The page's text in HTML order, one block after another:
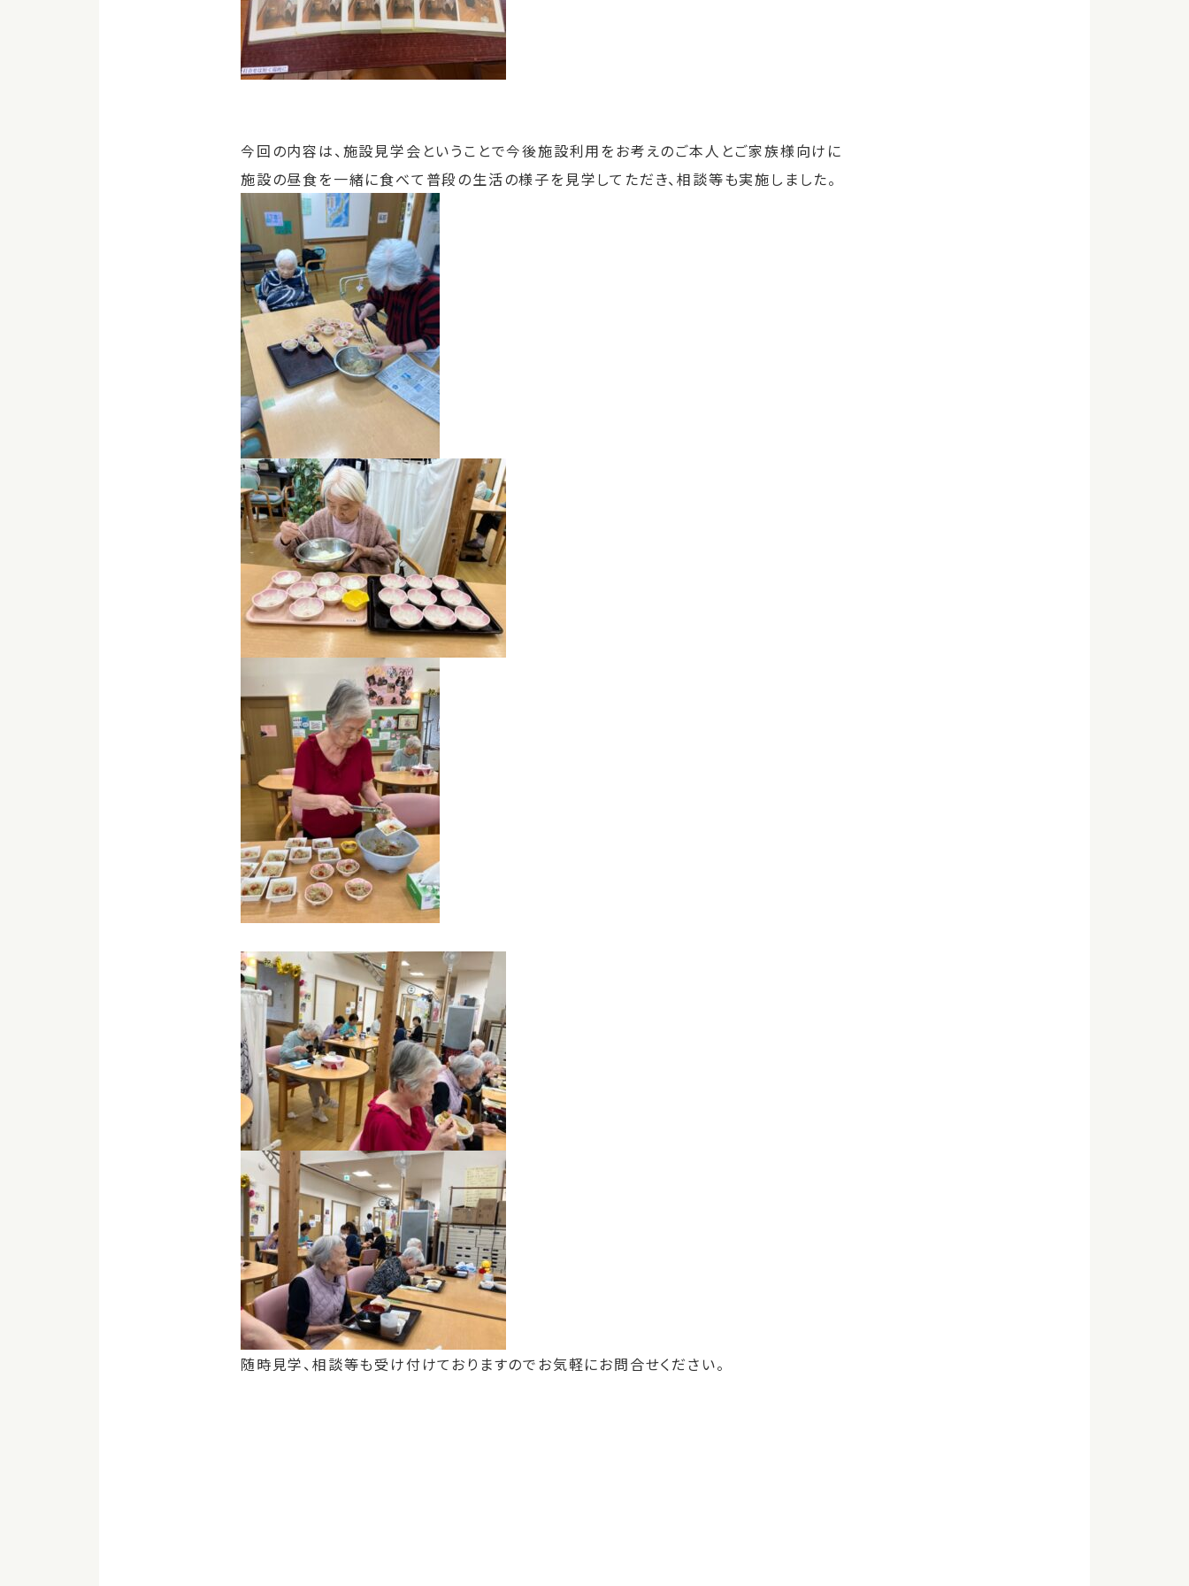
今回の内容は、施設見学会ということで今後施設利用をお考えのご本人とご家族様向けに
施設の昼食を一緒に食べて普段の生活の様子を見学してただき、相談等も実施しました。
随時見学、相談等も受け付けておりますのでお気軽にお問合せください。